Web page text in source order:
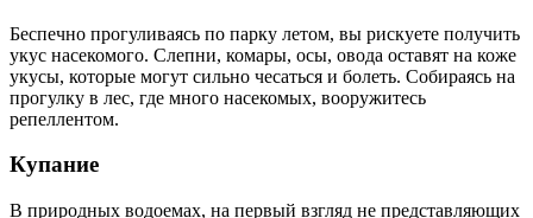
Беспечно прогуливаясь по парку летом, вы рискуете получить
укус насекомого. Слепни, комары, осы, овода оставят на коже
укусы, которые могут сильно чесаться и болеть. Собираясь на
прогулку в лес, где много насекомых, вооружитесь
репеллентом.
Купание
В природных водоемах, на первый взгляд не представляющих